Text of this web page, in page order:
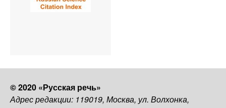
© 2020 «Русская речь»
Адрес редакции: 119019, Москва, ул. Волхонка,